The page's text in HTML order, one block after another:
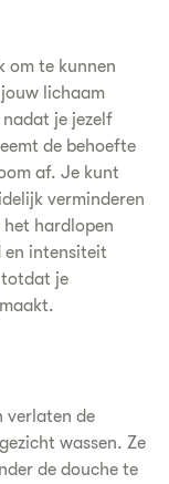
om te kunnen
lichaam
je jezelf
de behoefte
af. Je kunt
verminderen
het hardlopen
en intensiteit
totdat je
verlaten de
wassen. Ze
de douche te